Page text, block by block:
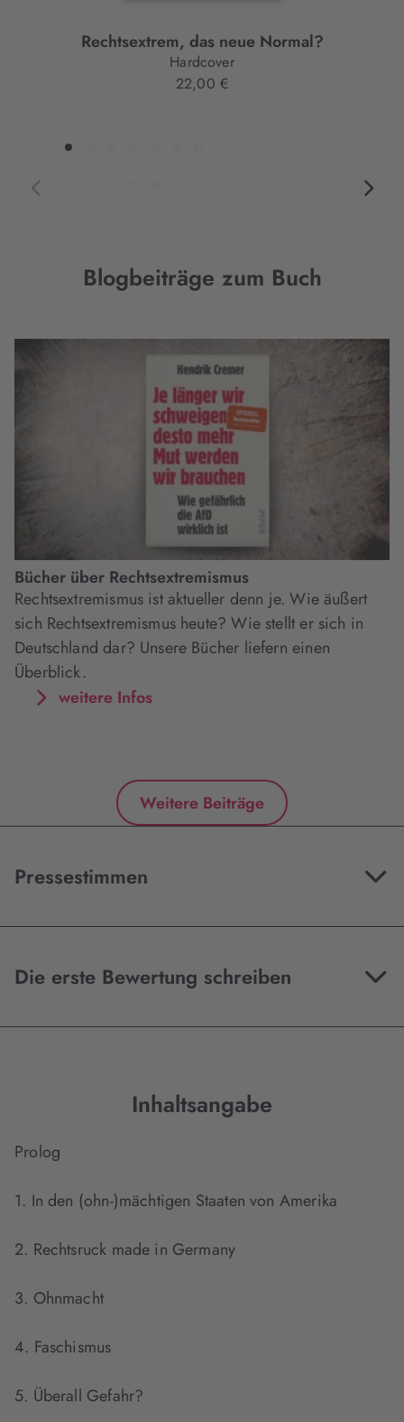
Rechtsextrem, das neue Normal?
Hardcover
22,00 €
Blogbeiträge zum Buch
Bücher über Rechtsextremismus
Rechtsextremismus ist aktueller denn je. Wie äußert
sich Rechtsextremismus heute? Wie stellt er sich in
Deutschland dar? Unsere Bücher liefern einen
Überblick.
weitere Infos
Weitere Beiträge
Pressestimmen
Die erste Bewertung schreiben
Inhaltsangabe
Prolog
1. In den (ohn-)mächtigen Staaten von Amerika
2. Rechtsruck made in Germany
3. Ohnmacht
4. Faschismus
5. Überall Gefahr?